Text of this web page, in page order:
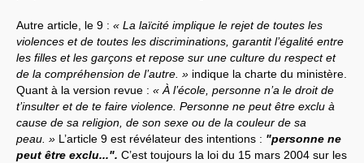
Autre article, le 9 : « La laïcité implique le rejet de toutes les
violences et de toutes les discriminations, garantit l’égalité entre
les filles et les garçons et repose sur une culture du respect et
de la compréhension de l’autre. » indique la charte du ministère.
Quant à la version revue : « À l’école, personne n’a le droit de
t’insulter et de te faire violence. Personne ne peut être exclu à
cause de sa religion, de son sexe ou de la couleur de sa
peau. » L’article 9 est révélateur des intentions : "personne ne
peut être exclu...". C’est toujours la loi du 15 mars 2004 sur les